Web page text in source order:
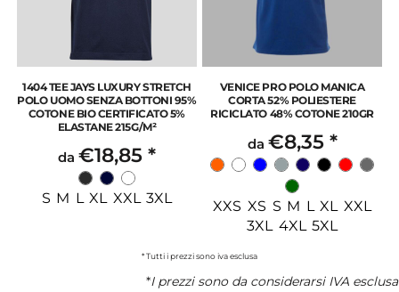
1404 TEE JAYS LUXURY STRETCH
POLO UOMO SENZA BOTTONI 95%
COTONE BIO CERTIFICATO 5%
ELASTANE 215G/M²
da €18,85 *
S M L XL XXL 3XL
VENICE PRO POLO MANICA
CORTA 52% POLIESTERE
RICICLATO 48% COTONE 210GR
da €8,35 *
XXS XS S M L XL XXL
3XL 4XL 5XL
* Tutti i prezzi sono iva esclusa
*I prezzi sono da considerarsi IVA esclusa